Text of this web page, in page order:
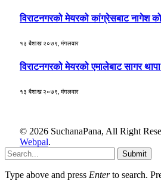
विराटनगरको मेयरको कांग्रेसबाट नागेश
१३ बैशाख २०७९, मंगलवार
विराटनगरको मेयरको एमालेबाट सागर
१३ बैशाख २०७९, मंगलवार
© 2026 SuchanaPana, All Right
Webpal.
Submit
Type above and press Enterto search.